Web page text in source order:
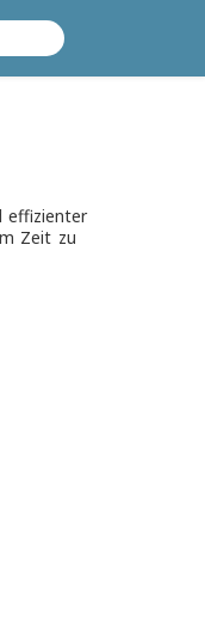
effizienter
Zeit zu